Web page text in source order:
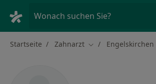
Wonach suchen Sie?
Startseite Zahnarzt Stadt ändern
Engelskirchen